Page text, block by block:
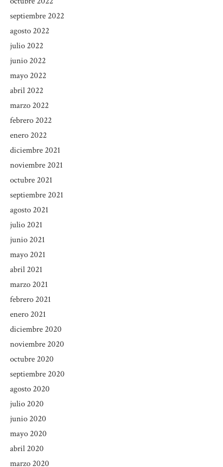
septiembre 2022
agosto 2022
julio 2022
junio 2022
mayo 2022
abril 2022
marzo 2022
febrero 2022
enero 2022
diciembre 2021
noviembre 2021
octubre 2021
septiembre 2021
agosto 2021
julio 2021
junio 2021
mayo 2021
abril 2021
marzo 2021
febrero 2021
enero 2021
diciembre 2020
noviembre 2020
octubre 2020
septiembre 2020
agosto 2020
julio 2020
junio 2020
mayo 2020
abril 2020
marzo 2020